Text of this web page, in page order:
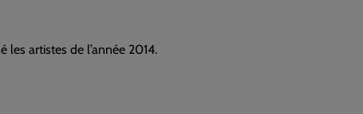
artistes de l’année 2014.